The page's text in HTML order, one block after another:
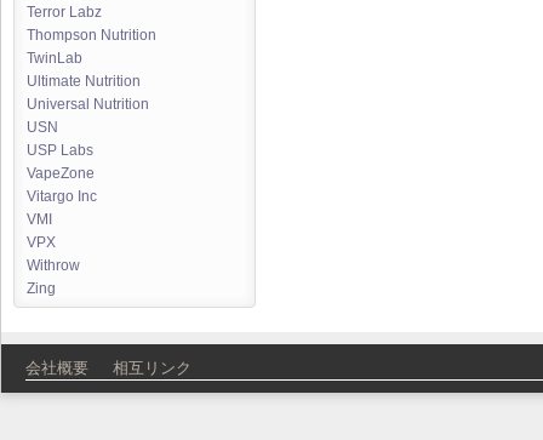
Terror Labz
Thompson Nutrition
TwinLab
Ultimate Nutrition
Universal Nutrition
USN
USP Labs
VapeZone
Vitargo Inc
VMI
VPX
Withrow
Zing
会社概要 相互リンク